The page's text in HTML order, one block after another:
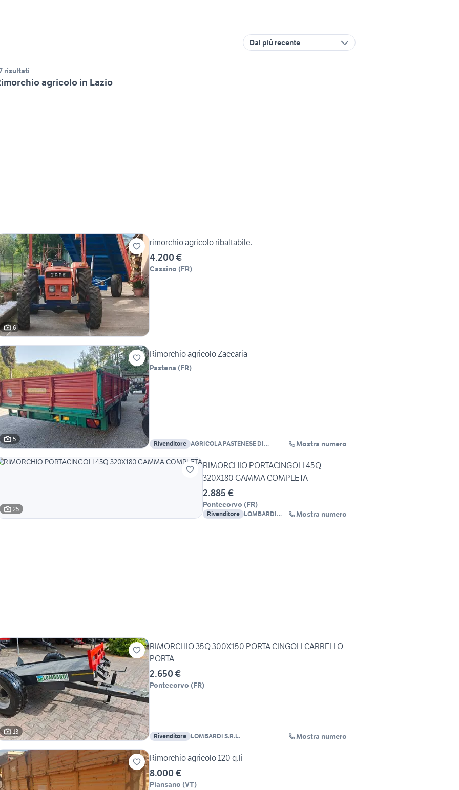
Dal più recente
risultati
agricolo in Lazio
6
rimorchio agricolo ribaltabile.
4.200 €
Cassino (FR)
5
Rimorchio agricolo Zaccaria
Pastena (FR)
Rivenditore AGRICOLA PASTENESE DI
Mostra numero
25
RIMORCHIO PORTACINGOLI 45Q
320X180 GAMMA COMPLETA
2.885 €
Pontecorvo (FR)
Rivenditore LOMBARDI
Mostra numero
13
RIMORCHIO 35Q 300X150 PORTA CINGOLI CARRELLO
PORTA
2.650 €
Pontecorvo (FR)
Rivenditore LOMBARDI S.R.L. Mostra numero
Rimorchio agricolo 120 q.li
8.000 €
Piansano (VT)